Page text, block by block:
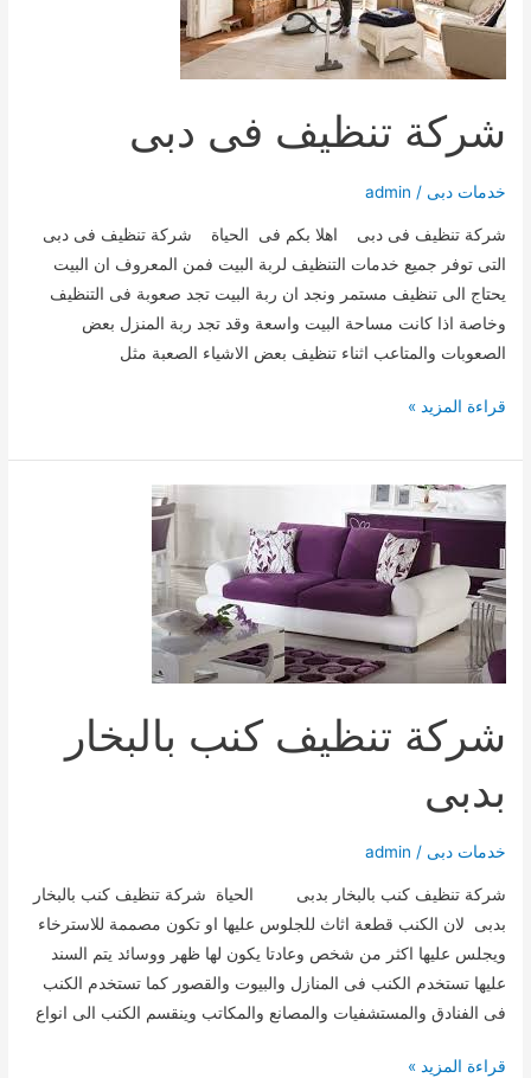
شركة تنظيف فى دبى
خدمات دبى /
admin
شركة تنظيف فى دبى اهلا بكم فى الحياة شركة تنظيف فى دبى
التى توفر جميع خدمات التنظيف لربة البيت فمن المعروف ان البيت
يحتاج الى تنظيف مستمر ونجد ان ربة البيت تجد صعوبة فى التنظيف
وخاصة اذا كانت مساحة البيت واسعة وقد تجد ربة المنزل بعض
الصعوبات والمتاعب اثناء تنظيف بعض الاشياء الصعبة مثل
شركة
فى
دبى
قراءة المزيد »
شركة تنظيف كنب بالبخار
بدبى
خدمات دبى /
admin
شركة تنظيف كنب بالبخار بدبى الحياة شركة تنظيف كنب بالبخار
بدبى لان الكنب قطعة اثاث للجلوس عليها او تكون مصممة للاسترخاء
ويجلس عليها اكثر من شخص وعادتا يكون لها ظهر ووسائد يتم السند
عليها تستخدم الكنب فى المنازل والبيوت والقصور كما تستخدم الكنب
فى الفنادق والمستشفيات والمصانع والمكاتب وينقسم الكنب الى انواع
شركة
قراءة المزيد »